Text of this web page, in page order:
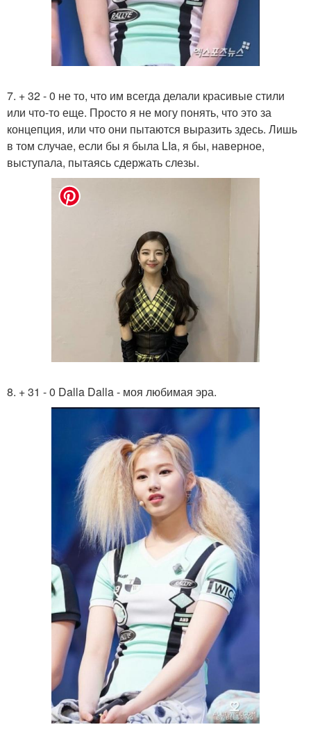
7. + 32 - 0 не то, что им всегда делали красивые стили
или что-то еще. Просто я не могу понять, что это за
концепция, или что они пытаются выразить здесь. Лишь
в том случае, если бы я была LIa, я бы, наверное,
выступала, пытаясь сдержать слезы.
8. + 31 - 0 Dalla Dalla - моя любимая эра.